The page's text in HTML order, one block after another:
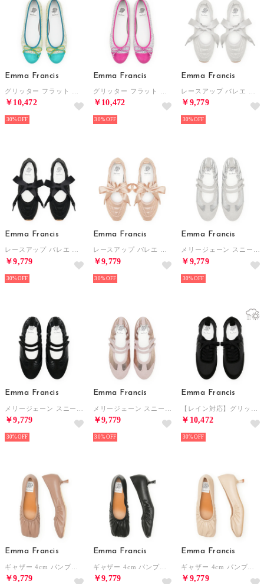
Emma Francis
￥10,472
30%
Emma Francis
￥10,472
30%
Emma Francis
￥9,779
30%
Emma Francis
￥9,779
30%
Emma Francis
￥9,779
30%
Emma Francis
￥9,779
30%
Emma Francis
￥9,779
30%
Emma Francis
￥9,779
30%
Emma Francis
￥10,472
30%
Emma Francis
￥9,779
Emma Francis
￥9,779
Emma Francis
￥9,779